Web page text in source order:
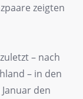
zeigten
– nach
– in den
den